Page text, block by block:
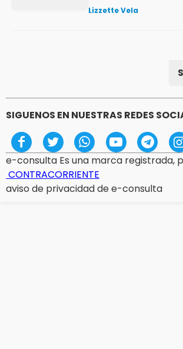
Lizzette Vela
SIGUENOS EN NUESTRAS REDES
e-consulta Es una marca registrada,
CONTRACORRIENTE
aviso de privacidad de e-consulta